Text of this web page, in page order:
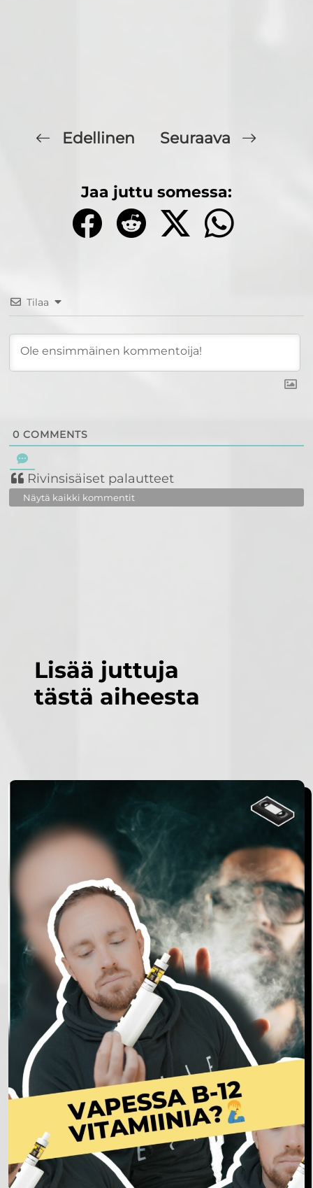
Edellinen Seuraava
Jaa juttu somessa:
Tilaa
0 COMMENTS
Rivinsisäiset palautteet
Näytä kaikki kommentit
Lisää juttuja
tästä aiheesta